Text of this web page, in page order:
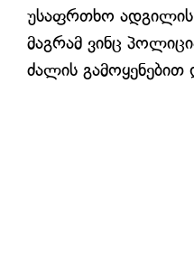
უსაფრთხო
მაგრამ ვინც
ძალის გამოყენებით